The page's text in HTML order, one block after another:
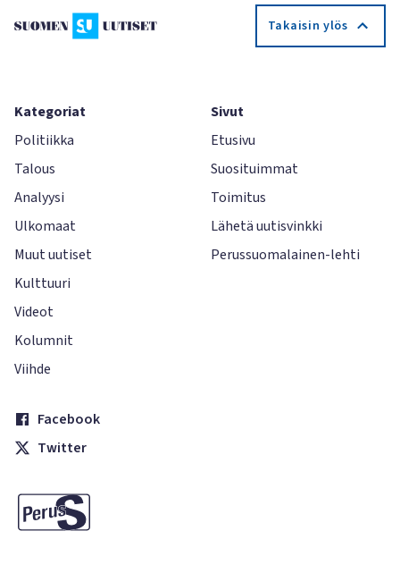
Takaisin ylös
Kategoriat
Politiikka
Talous
Analyysi
Ulkomaat
Muut uutiset
Kulttuuri
Videot
Kolumnit
Viihde
Sivut
Etusivu
Suosituimmat
Toimitus
Lähetä uutisvinkki
Perussuomalainen-lehti
Facebook
Twitter